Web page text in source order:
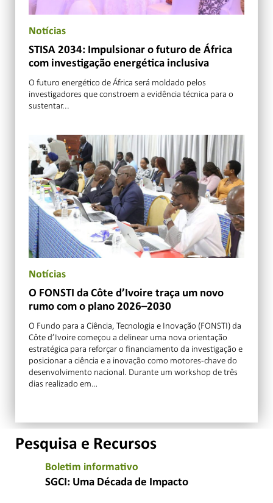
Notícias
STISA 2034: Impulsionar o futuro de África
com investigação energética inclusiva
O futuro energético de África será moldado pelos
investigadores que constroem a evidência técnica para o
sustentar...
Notícias
O FONSTI da Côte d’Ivoire traça um novo
rumo com o plano 2026–2030
O Fundo para a Ciência, Tecnologia e Inovação (FONSTI) da
Côte d’Ivoire começou a delinear uma nova orientação
estratégica para reforçar o financiamento da investigação e
posicionar a ciência e a inovação como motores-chave do
desenvolvimento nacional. Durante um workshop de três
dias realizado em…
Pesquisa e Recursos
Boletim informativo
SGCI: Uma Década de Impacto